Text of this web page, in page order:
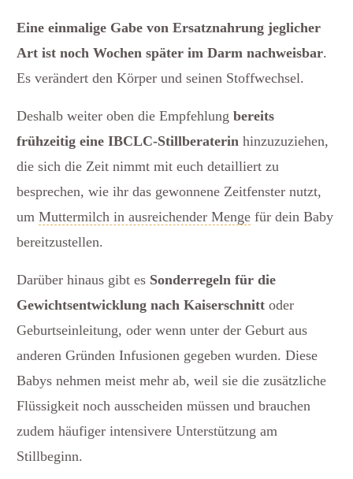
Eine einmalige Gabe von Ersatznahrung jeglicher
Art ist noch Wochen später im Darm nachweisbar.
Es verändert den Körper und seinen Stoffwechsel.
Deshalb weiter oben die Empfehlung bereits
frühzeitig eine IBCLC-Stillberaterin hinzuzuziehen,
die sich die Zeit nimmt mit euch detailliert zu
besprechen, wie ihr das gewonnene Zeitfenster nutzt,
um Muttermilch in ausreichender Menge für dein Baby
bereitzustellen.
Darüber hinaus gibt es Sonderregeln für die
Gewichtsentwicklung nach Kaiserschnitt oder
Geburtseinleitung, oder wenn unter der Geburt aus
anderen Gründen Infusionen gegeben wurden. Diese
Babys nehmen meist mehr ab, weil sie die zusätzliche
Flüssigkeit noch ausscheiden müssen und brauchen
zudem häufiger intensivere Unterstützung am
Stillbeginn.